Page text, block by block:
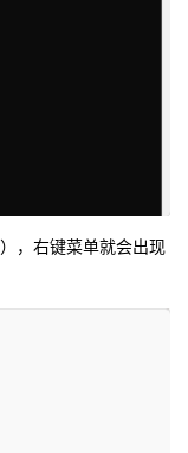
），右键菜单就会出现